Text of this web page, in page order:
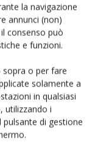
la navigazione
annunci (non)
consenso può
e funzioni.
o per fare
solamente a
in qualsiasi
utilizzando i
pulsante di gestione
rivoluzionare la
tra localismo e
Italia al 27 luglio